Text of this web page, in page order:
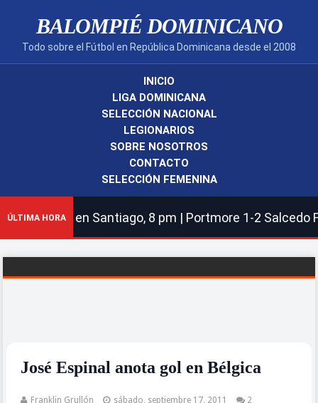
BALOMPIÉ DOMINICANO
Todo sobre el Fútbol en República Dominicana desde el 2008
INICIO
LIGA DOMINICANA
SELECCIÓN NACIONAL
LEGIONARIOS
SOBRE NOSOTROS
CONTACTO
SELECCIÓN FEMENINA
ÚLTIMA HORAen Santiago, 8 pm | Portmore 1-2 Salcedo
José Espinal anota gol en Bélgica
Franklin Grullón sábado, septiembre 17, 2011 2